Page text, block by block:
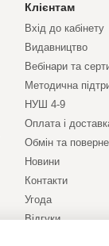
Клієнтам
Вхід до кабінету
Видавництво
Вебінари та
Методична
НУШ 4-9
Оплата і
Обмін та
Новини
Контакти
Угода
Відгуки